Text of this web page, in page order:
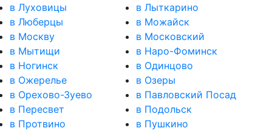
в Луховицы
в Лыткарино
в Люберцы
в Можайск
в Москву
в Московский
в Мытищи
в Наро-Фоминск
в Ногинск
в Одинцово
в Ожерелье
в Озеры
в Орехово-Зуево
в Павловский Посад
в Пересвет
в Подольск
в Протвино
в Пушкино